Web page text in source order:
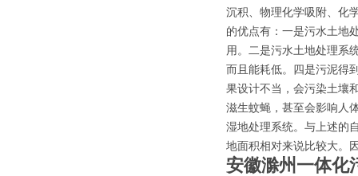
沉积、物理化学吸附、化
的优点有：一是污水土地
用。二是污水土地处理系
而且能耗低。四是污泥得
果设计不当，会污染土壤
滋生蚊蝇，甚至会影响人
湿地处理系统。与上述的
地面积相对来说比较大。
安徽滁州一体化